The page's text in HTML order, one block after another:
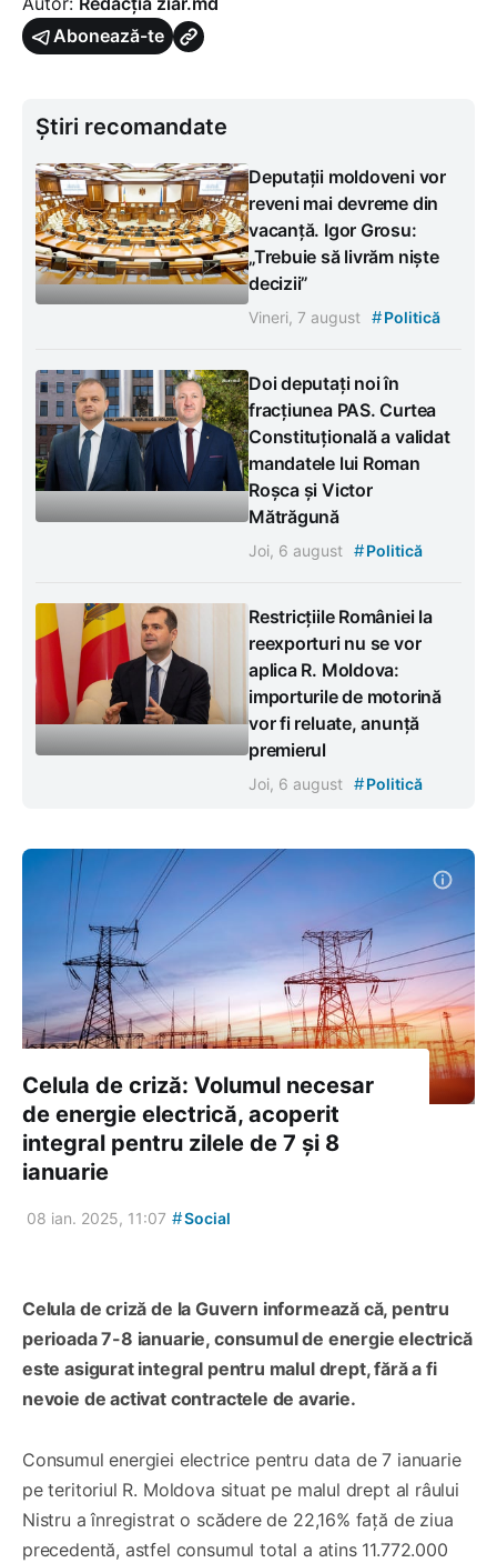
Abonează-te
Știri recomandate
Deputații moldoveni vor
reveni mai devreme din
vacanță. Igor Grosu:
„Trebuie să livrăm niște
decizii”
Vineri, 7 august #Politică
Doi deputați noi în
fracțiunea PAS. Curtea
Constituțională a validat
mandatele lui Roman
Roșca și Victor
Mătrăgună
Joi, 6 august #Politică
Restricțiile României la
reexporturi nu se vor
aplica R. Moldova:
importurile de motorină
vor fi reluate, anunță
premierul
Joi, 6 august #Politică
Celula de criză: Volumul necesar
de energie electrică, acoperit
integral pentru zilele de 7 și 8
ianuarie
08 ian. 2025, 11:07 #Social
Celula de criză de la Guvern informează că, pentru
perioada 7-8 ianuarie, consumul de energie electrică
este asigurat integral pentru malul drept, fără a fi
nevoie de activat contractele de avarie.
Consumul energiei electrice pentru data de 7 ianuarie
pe teritoriul R. Moldova situat pe malul drept al râului
Nistru a înregistrat o scădere de 22,16% față de ziua
precedentă, astfel consumul total a atins 11.772.000